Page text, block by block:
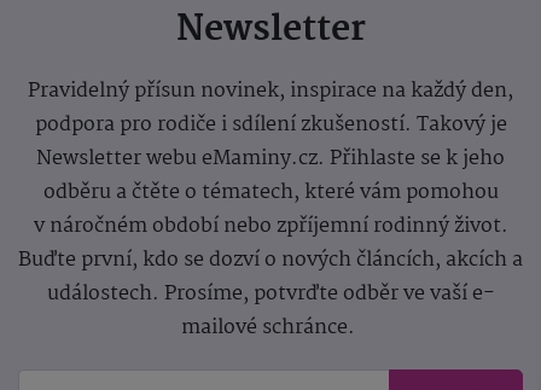
Newsletter
Pravidelný přísun novinek, inspirace na každý den,
podpora pro rodiče i sdílení zkušeností. Takový je
Newsletter webu eMaminy.cz. Přihlaste se k jeho
odběru a čtěte o tématech, které vám pomohou
v náročném období nebo zpříjemní rodinný život.
Buďte první, kdo se dozví o nových článcích, akcích a
událostech. Prosíme, potvrďte odběr ve vaší e-
mailové schránce.